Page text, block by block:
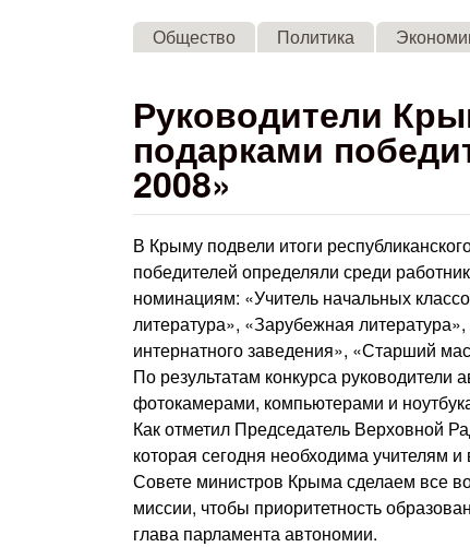
Общество Политика
Руководители
подарками
2008»
В Крыму подвели итоги
победителей определяли среди
номинациям: «Учитель начальных
литература», «Зарубежная
интернатного заведения», «Старший
По результатам конкурса
фотокамерами, компьютерами и
Как отметил Председатель Верховной
которая сегодня необходима учителям
Совете министров Крыма сделаем все
миссии, чтобы приоритетность
глава парламента автономии.